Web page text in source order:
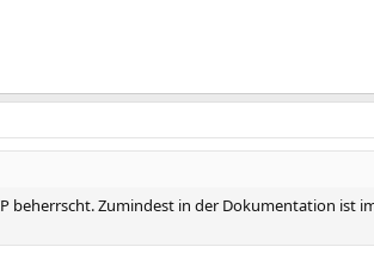
beherrscht. Zumindest in der Dokumentation ist